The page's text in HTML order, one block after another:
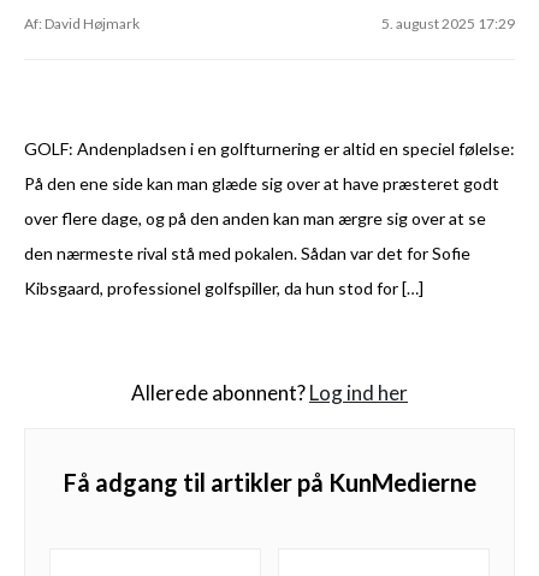
Af: David Højmark 5. august 2025 17:29
GOLF: Andenpladsen i en golfturnering er altid en speciel følelse:
På den ene side kan man glæde sig over at have præsteret godt
over flere dage, og på den anden kan man ærgre sig over at se
den nærmeste rival stå med pokalen. Sådan var det for Sofie
Kibsgaard, professionel golfspiller, da hun stod for […]
Allerede abonnent?Log ind her
Få adgang til artikler på KunMedierne